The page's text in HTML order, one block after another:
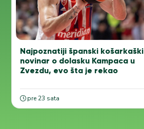
Najpoznatiji španski košarkaški
novinar o dolasku Kampaca u
Zvezdu, evo šta je rekao
pre 23 sata